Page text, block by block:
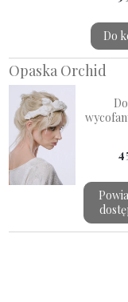
Do
Opaska Orchid